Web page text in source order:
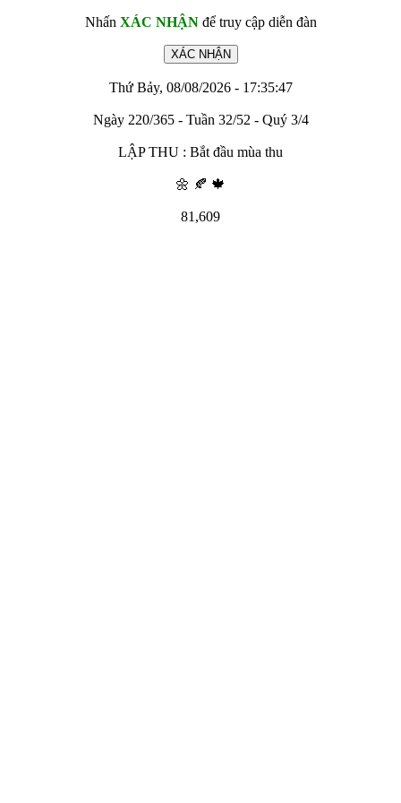
Nhấn XÁC NHẬNđể truy cập diễn đàn
Thứ Bảy, 08/08/2026 - 17:35:47
Ngày 220/365 - Tuần 32/52 - Quý 3/4
LẬP THU : Bắt đầu mùa thu
🌼 🍂 🍁
81,609